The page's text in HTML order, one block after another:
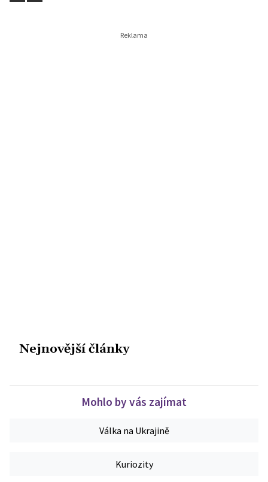
Nejnovější články
Mohlo by vás zajímat
Válka na Ukrajině
Kuriozity